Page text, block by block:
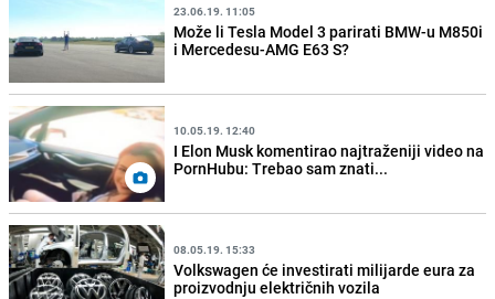
23.06.19. 11:05
Može li Tesla Model 3 parirati BMW-u M850i
i Mercedesu-AMG E63 S?
10.05.19. 12:40
I Elon Musk komentirao najtraženiji video na
PornHubu: Trebao sam znati...
08.05.19. 15:33
Volkswagen će investirati milijarde eura za
proizvodnju električnih vozila